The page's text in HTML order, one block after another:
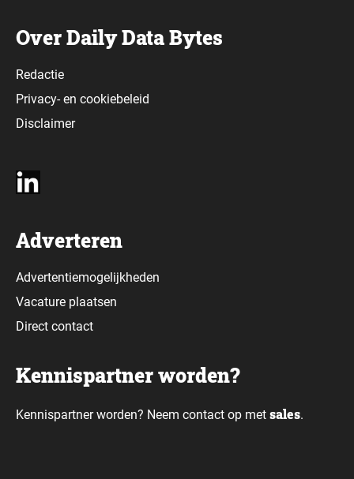
Over Daily Data Bytes
Redactie
Privacy-en cookiebeleid
Disclaimer
Adverteren
Advertentiemogelijkheden
Vacature plaatsen
Direct contact
Kennispartner worden?
Kennispartner worden? Neem contact op met sales.